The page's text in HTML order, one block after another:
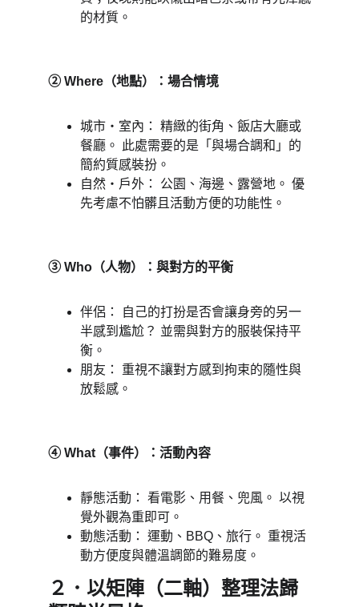
的材質。
② Where（地點）：場合情境
城市・室內： 精緻的街角、飯店大廳或
餐廳。 此處需要的是「與場合調和」的
簡約質感裝扮。
自然・戶外： 公園、海邊、露營地。 優
先考慮不怕髒且活動方便的功能性。
③ Who（人物）：與對方的平衡
伴侶： 自己的打扮是否會讓身旁的另一
半感到尷尬？ 並需與對方的服裝保持平
衡。
朋友： 重視不讓對方感到拘束的隨性與
放鬆感。
④ What（事件）：活動內容
靜態活動： 看電影、用餐、兜風。 以視
覺外觀為重即可。
動態活動： 運動、BBQ、旅行。 重視活
動方便度與體溫調節的難易度。
２．以矩陣（二軸）整理法歸